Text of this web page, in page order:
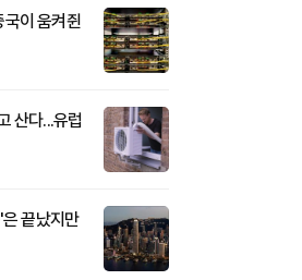
이 움켜쥔
산다...유럽
끝났지만